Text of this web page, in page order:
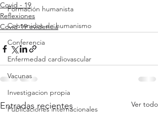
Formación humanista
Contenidos de humanismo
Conferencia
Enfermedad cardiovascular
Vacunas
Investigacion propia
Publicaciones internacionales
Covid - 19
Reflexiones
Covid-19 evidencia
Entradas recientes Ver todo